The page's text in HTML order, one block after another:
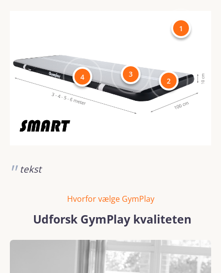
1
2
3
4
tekst
Hvorfor vælge GymPlay
Udforsk GymPlay kvaliteten
Spring over billedgalleri
REACH